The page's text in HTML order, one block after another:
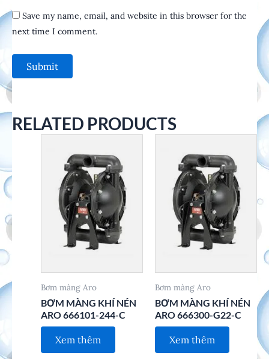
Save my name, email, and website in this browser for the
next time I comment.
RELATED PRODUCTS
Bơm màng Aro
BƠM MÀNG KHÍ NÉN
ARO 666101-244-C
Xem thêm
Bơm màng Aro
BƠM MÀNG KHÍ NÉN
ARO 666300-G22-C
Xem thêm